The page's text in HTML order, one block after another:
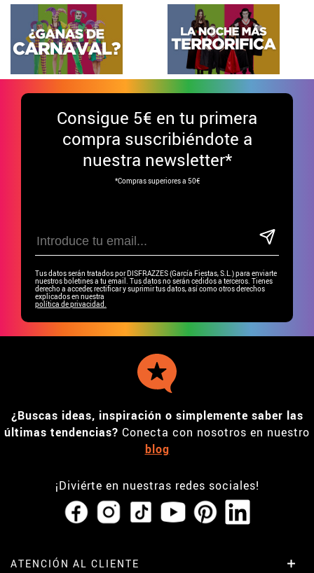
Consigue 5€ en tu primera
compra suscribiéndote a
nuestra newsletter*
*Compras superiores a 50€
Tus datos serán tratados por DISFRAZZES (García Fiestas, S.L.) para enviarte
nuestros boletines a tu email. Tus datos no serán cedidos a terceros. Tienes
derecho a acceder, rectificar y suprimir tus datos, así como otros derechos
explicados en nuestra
política de privacidad.
¿Buscas ideas, inspiración o simplemente saber las
últimas tendencias? Conecta con nosotros en nuestro
blog
¡Diviérte en nuestras redes sociales!
ATENCIÓN AL CLIENTE